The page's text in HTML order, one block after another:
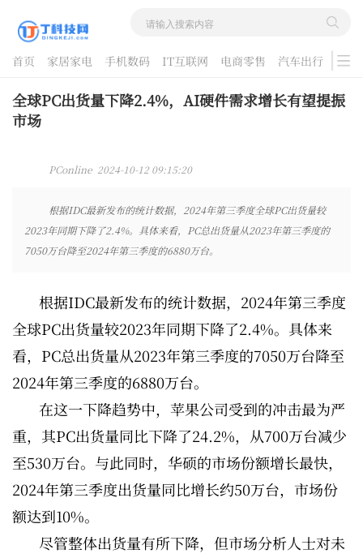
首页 家居家电 手机数码 IT互联网 电商零售 汽车出行
游戏
酷品评测
全球PC出货量下降2.4%，AI硬件需求增长有望提振
市场
PConline 2024-10-12 09:15:20
根据IDC最新发布的统计数据，2024年第三季度全球PC出货量较
2023年同期下降了2.4%。具体来看，PC总出货量从2023年第三季度的
7050万台降至2024年第三季度的6880万台。
根据IDC最新发布的统计数据，2024年第三季度
全球PC出货量较2023年同期下降了2.4%。具体来
看，PC总出货量从2023年第三季度的7050万台降至
2024年第三季度的6880万台。
在这一下降趋势中，苹果公司受到的冲击最为严
重，其PC出货量同比下降了24.2%，从700万台减少
至530万台。与此同时，华硕的市场份额增长最快，
2024年第三季度出货量同比增长约50万台，市场份
额达到10%。
尽管整体出货量有所下降，但市场分析人士对未